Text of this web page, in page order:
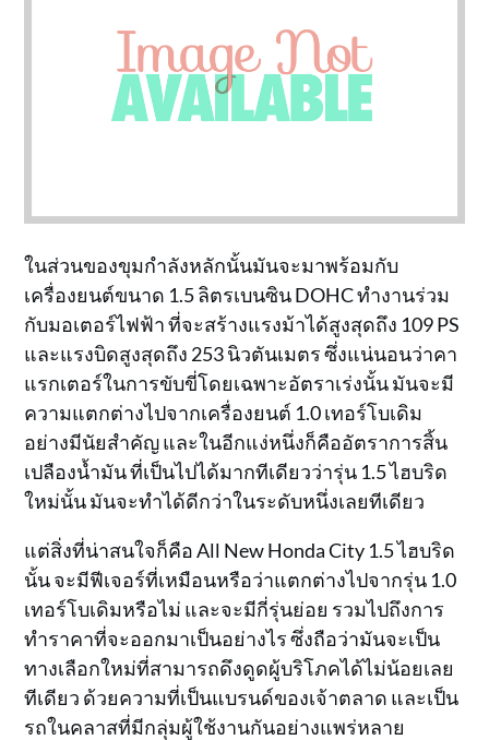
ในส่วนของขุมกำลังหลักนั้นมันจะมาพร้อมกับ
เครื่องยนต์ขนาด 1.5 ลิตรเบนซิน DOHC ทำงานร่วม
กับมอเตอร์ไฟฟ้า ที่จะสร้างแรงม้าได้สูงสุดถึง 109 PS
และแรงบิดสูงสุดถึง 253 นิวตันเมตร ซึ่งแน่นอนว่าคา
แรกเตอร์ในการขับขี่โดยเฉพาะอัตราเร่งนั้น มันจะมี
ความแตกต่างไปจากเครื่องยนต์ 1.0 เทอร์โบเดิม
อย่างมีนัยสำคัญ และในอีกแง่หนึ่งก็คืออัตราการสิ้น
เปลืองน้ำมัน ที่เป็นไปได้มากทีเดียวว่ารุ่น 1.5 ไฮบริด
ใหม่นั้น มันจะทำได้ดีกว่าในระดับหนึ่งเลยทีเดียว
แต่สิ่งที่น่าสนใจก็คือ All New Honda City 1.5 ไฮบริด
นั้น จะมีฟีเจอร์ที่เหมือนหรือว่าแตกต่างไปจากรุ่น 1.0
เทอร์โบเดิมหรือไม่ และจะมีกี่รุ่นย่อย รวมไปถึงการ
ทำราคาที่จะออกมาเป็นอย่างไร ซึ่งถือว่ามันจะเป็น
ทางเลือกใหม่ที่สามารถดึงดูดผู้บริโภคได้ไม่น้อยเลย
ทีเดียว ด้วยความที่เป็นแบรนด์ของเจ้าตลาด และเป็น
รถในคลาสที่มีกลุ่มผู้ใช้งานกันอย่างแพร่หลาย